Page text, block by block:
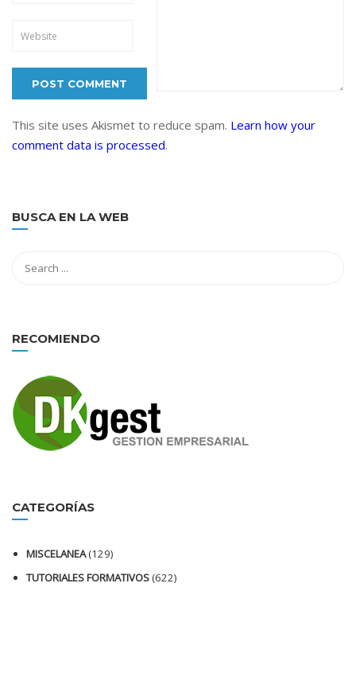
This site uses Akismet to reduce spam. Learn how your
comment data is processed.
BUSCA EN LA WEB
RECOMIENDO
CATEGORÍAS
MISCELANEA(129)
TUTORIALES FORMATIVOS(622)